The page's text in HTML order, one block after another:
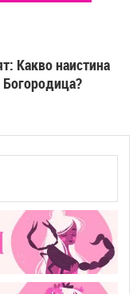
Какво наистина